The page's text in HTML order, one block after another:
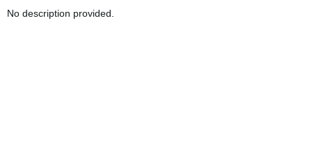
No description provided.